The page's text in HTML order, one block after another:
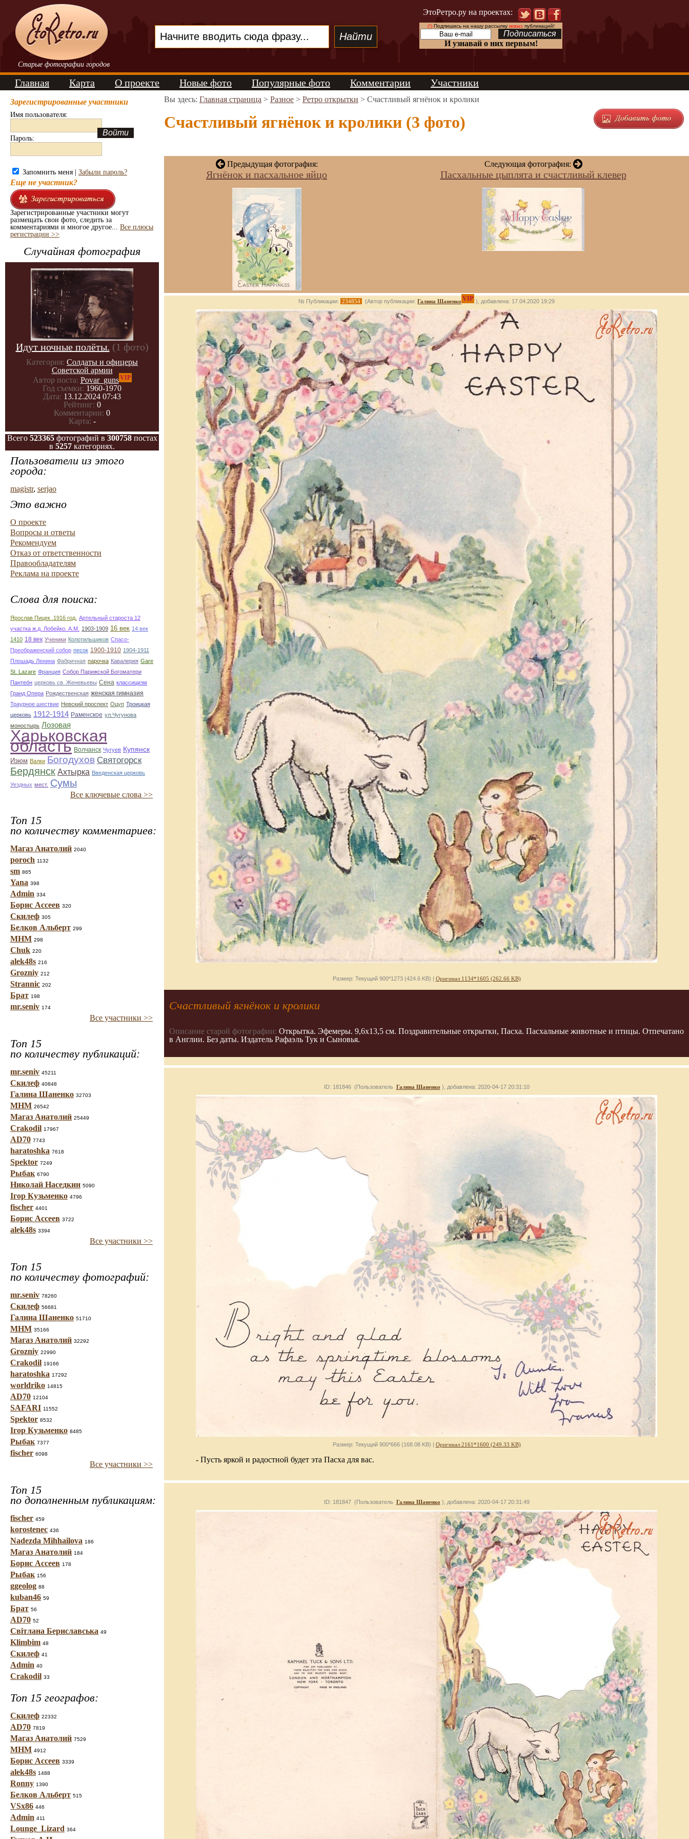
Старые фотографии городов
ЭтоРетро.ру на проектах:
(!)Подпишись на нашу рассылку новыхпубликаций!
И узнавай о них первым!
Главная Карта О проекте Новые фото Популярные фото Комментарии Участники
Зарегистрированные участники
Имя пользователя:
Пароль:
Запомнить меня | Забыли пароль?
Еще не участник?
Зарегистрированные участники могут
размещать свои фото, следить за
комментариями и многое другое... Все плюсы
регистрации >>
Случайная фотография
Идут ночные полёты. (1 фото)
Категория: Солдаты и офицеры
Советской армии
Автор поста: Povar_gunsVIP
Год съемки: 1960-1970
Дата: 13.12.2024 07:43
Рейтинг: 0
Комментарии: 0
Карта: -
Всего 523365фотографий в 300758постах
в 5257 категориях.
Пользователи из этого
города:
magistr, serjao
Это важно
О проекте
Вопросы и ответы
Рекомендуем
Отказ от ответственности
Правообладателям
Реклама на проекте
Слова для поиска:
Ярослав Пицек .1916 год. Артельный староста 12
участка ж.д. Лобейко. А.М.
1903-1909 16 век 14 век
1410 18 век Ученики Колотильшиков Спасо-
Преображенский собор песок 1900-1910 1904-1911
Плошадь Ленина Фабричная парочка Кавалерия Gare
St. Lazare Франция Собор Парижской Богоматери
Пантео́н церковь св. Женевьевы Сена классицизм
Гранд Опера Рождественская женская гимназия
Траурное шествие Невский проспект Оцуп Троицкая
церковь 1912-1914 Раменское ул.Чугунова
моностырь Лозовая
Харьковская
область Волчанск Чугуев Купянск
Изюм Валки Богодухов Святогорск
Бердянск Ахтырка Введенская церковь
Уездных мест. Сумы
Все ключевые слова >>
Топ 15
по количеству комментариев:
Магаз Анатолий 2040
poroch 1132
sm 865
Yana 398
Admin 334
Борис Ассеев 320
Скилеф 305
Белков Альберт 299
МНМ 298
Chuk 220
alek48s 216
Grozniy 212
Strannic 202
Брат 198
mr.seniv 174
Все участники >>
Топ 15
по количеству публикаций:
mr.seniv 45211
Скилеф 40848
Галина Шаненко 32703
МНМ 26542
Магаз Анатолий 25449
Crakodil 17967
AD70 7743
haratoshka 7618
Spektor 7249
Рыбак 6790
Николай Наседкин 5090
Ігор Кузьменко 4796
fischer 4401
Борис Ассеев 3722
alek48s 3394
Все участники >>
Топ 15
по количеству фотографий:
mr.seniv 78260
Скилеф 56681
Галина Шаненко 51710
МНМ 35166
Магаз Анатолий 32292
Grozniy 22990
Crakodil 19166
haratoshka 17292
worldriko 14815
AD70 12104
SAFARI 11552
Spektor 8532
Ігор Кузьменко 8485
Рыбак 7377
fischer 6098
Все участники >>
Топ 15
по дополненным публикациям:
fischer 459
korostenec 436
Nadezda Mihhailova 186
Магаз Анатолий 184
Борис Ассеев 178
Рыбак 156
ggeolog 88
kuban46 59
Брат 56
AD70 52
Світлана Бериславська 49
Klimbim 48
Скилеф 41
Admin 40
Crakodil 33
Топ 15 географов:
Скилеф 22332
AD70 7819
Магаз Анатолий 7529
МНМ 4912
Борис Ассеев 3339
alek48s 1488
Ronny 1390
Белков Альберт 515
VSx86 446
Admin 411
Lounge_Lizard 364
Вы здесь: Главная страница > Разное > Ретро открытки > Счастливый ягнёнок и кролики
Счастливый ягнёнок и кролики (3 фото)
Предыдущая фотография:
Ягнёнок и пасхальное яйцо
Следующая фотография:
Пасхальные цыплята и счастливый клевер
№ Публикации: 234854 (Автор публикации: Галина Шаненко VIP ), добавлена: 17.04.2020 19:29
Размер: Текущий 900*1273 (424.6 KB) | Оригинал 1134*1605 (262.66 KB)
Счастливый ягнёнок и кролики
Описание старой фотографии: Открытка. Эфемеры. 9,6х13,5 см. Поздравительные открытки, Пасха. Пасхальные животные и птицы. Отпечатано
в Англии. Без даты. Издатель Рафаэль Тук и Сыновья.
ID: 181846 (Пользователь Галина Шаненко ), добавлена: 2020-04-17 20:31:10
Размер: Текущий 900*666 (168.08 KB) | Оригинал 2161*1600 (249.33 KB)
- Пусть яркой и радостной будет эта Пасха для вас.
ID: 181847 (Пользователь Галина Шаненко ), добавлена: 2020-04-17 20:31:49